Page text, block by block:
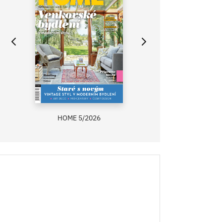
HOME 5/2026